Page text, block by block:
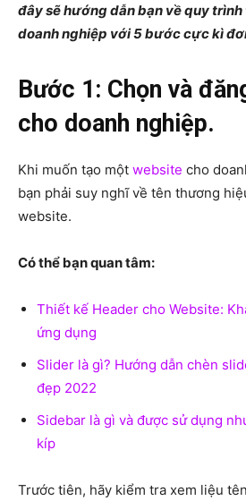
đây sẽ hướng dẫn bạn về quy
doanh nghiệp với 5 bước cực kì
Bước 1: Chọn và
cho doanh nghiệp.
Khi muốn tạo một website cho
bạn phải suy nghĩ về tên thương
website.
Có thể bạn quan tâm:
Thiết kế Header cho Website:
ứng dụng
Slider là gì? Hướng dẫn chèn
đẹp 2022
Sidebar là gì và được sử dụng
kíp
Trước tiên, hãy kiểm tra xem liệu